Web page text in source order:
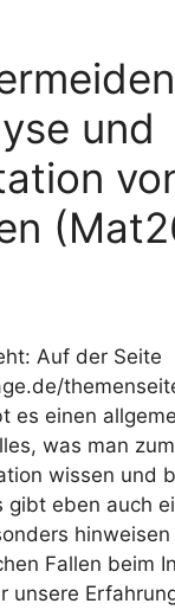
und
Auf der Seite
es einen
was man
wissen und
eben auch
hinweisen
Fallen beim